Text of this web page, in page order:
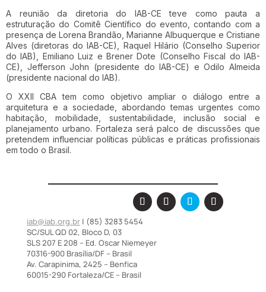
A reunião da diretoria do IAB-CE teve como pauta a
estruturação do Comitê Científico do evento, contando com a
presença de Lorena Brandão, Marianne Albuquerque e Cristiane
Alves (diretoras do IAB-CE), Raquel Hilário (Conselho Superior
do IAB), Emiliano Luiz e Brener Dote (Conselho Fiscal do IAB-
CE), Jefferson John (presidente do IAB-CE) e Odilo Almeida
(presidente nacional do IAB).
O XXII CBA tem como objetivo ampliar o diálogo entre a
arquitetura e a sociedade, abordando temas urgentes como
habitação, mobilidade, sustentabilidade, inclusão social e
planejamento urbano. Fortaleza será palco de discussões que
pretendem influenciar políticas públicas e práticas profissionais
em todo o Brasil.
iab@iab.org.br| (85) 3283 5454
SC/SUL QD 02, Bloco D, 03
SLS 207 E 208 – Ed. Oscar Niemeyer
70316-900 Brasília/DF – Brasil
Av. Carapinima, 2425 – Benfica
60015-290 Fortaleza/CE – Brasil